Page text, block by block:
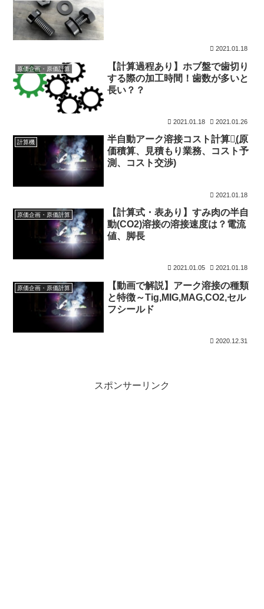
2021.01.18
原価企画・原価計算
【計算過程あり】ホブ盤で歯切り
する際の加工時間！歯数が多いと
長い？？
2021.01.18 2021.01.26
計算機
半自動アーク溶接コスト計算機̩(原
価積算、見積もり業務、コスト予
測、コスト交渉)
2021.01.18
原価企画・原価計算
【計算式・表あり】すみ肉の半自
動(CO2)溶接の溶接速度は？電流
値、脚長
2021.01.05 2021.01.18
原価企画・原価計算
【動画で解説】アーク溶接の種類
と特徴～Tig,MIG,MAG,CO2,セル
フシールド
2020.12.31
スポンサーリンク